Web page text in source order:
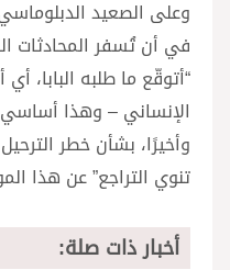
وعلى الصعيد
في أن تُسفر المحادثات
“أتوقّع ما طلبه البابا،
الإنساني – وهذا
وأخيرًا، بشأن خطر
تنوي التراجع” عن هذا
أخبار ذات صلة: